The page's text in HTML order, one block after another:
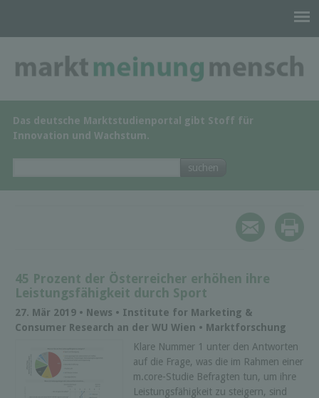
Das deutsche Marktstudienportal gibt Stoff für
Innovation und Wachstum.
45 Prozent der Österreicher erhöhen ihre
Leistungsfähigkeit durch Sport
27. Mär 2019 • News • Institute for Marketing &
Consumer Research an der WU Wien • Marktforschung
Klare Nummer 1 unter den Antworten
auf die Frage, was die im Rahmen einer
m.core-Studie Befragten tun, um ihre
Leistungsfähigkeit zu steigern, sind